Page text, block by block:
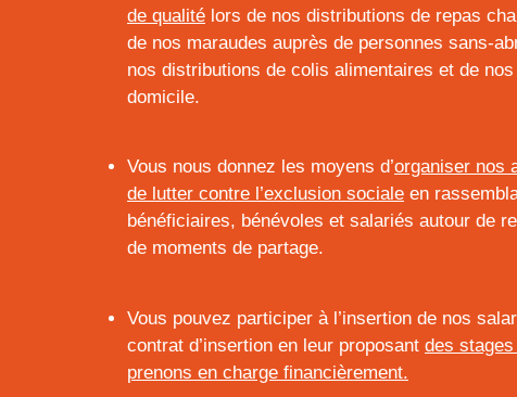
de qualité lors de nos distributions de repas
de nos maraudes auprès de personnes sans-
nos distributions de colis alimentaires et de
domicile.
Vous nous donnez les moyens d’organiser nos
de lutter contre l’exclusion sociale en
bénéficiaires, bénévoles et salariés autour de
de moments de partage.
Vous pouvez participer à l’insertion de nos
contrat d’insertion en leur proposant des
prenons en charge financièrement.